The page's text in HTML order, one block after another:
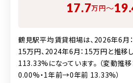
17.7万円〜
鶴見駅平均賃貸相場は、2026年6月
15万円、2024年6月：15万円と推移
113.33%になっています。 （変動推
0.00%・1年前→0年前 13.33%）